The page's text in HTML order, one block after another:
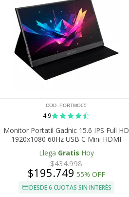
COD. PORTMO05
4.9
Monitor Portatil Gadnic 15.6 IPS Full HD
1920x1080 60Hz USB C Mini HDMI
Parlantes Integrados
Llega Gratis Hoy
$434.998
$195.749 55% OFF
DESDE 6 CUOTAS SIN INTERÉS